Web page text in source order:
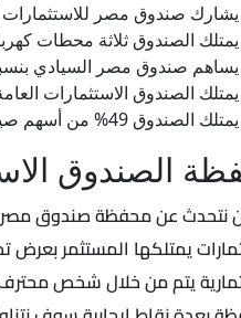
يشارك صندوق مصر
يمتلك الصندوق ثلاثة محطات
يساهم صندوق مصر السيادي بنسبة 12% من رأس مال الشركة الوطنية المصرية وذلك لصناعة السكك
يمتلك الصندوق الاستثمارات العامة المصري 100% من أسهم شركة
يمتلك الصندوق 49% من أسهم صيدليات العزبي.
الصندوق
نتحدث عن محفظة صندوق مصر
يمتلكها المستثمر بعرض
يتم من خلال شخص محترف